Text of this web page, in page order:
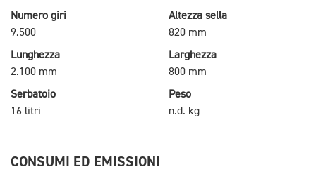
Numero giri
9.500
Altezza sella
820 mm
Lunghezza
2.100 mm
Larghezza
800 mm
Serbatoio
16 litri
Peso
n.d. kg
CONSUMI ED EMISSIONI